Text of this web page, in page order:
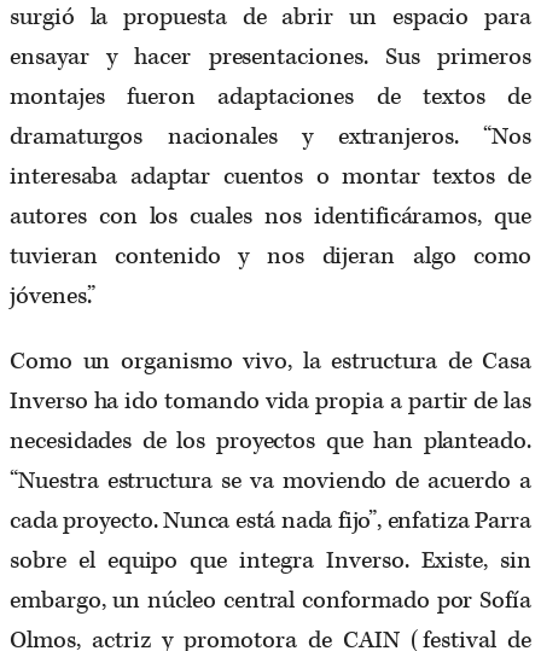
surgió la propuesta de abrir un espacio para
ensayar y hacer presentaciones. Sus primeros
montajes fueron adaptaciones de textos de
dramaturgos nacionales y extranjeros. “Nos
interesaba adaptar cuentos o montar textos de
autores con los cuales nos identificáramos, que
tuvieran contenido y nos dijeran algo como
jóvenes.”
Como un organismo vivo, la estructura de Casa
Inverso ha ido tomando vida propia a partir de las
necesidades de los proyectos que han planteado.
“Nuestra estructura se va moviendo de acuerdo a
cada proyecto. Nunca está nada fijo”, enfatiza Parra
sobre el equipo que integra Inverso. Existe, sin
embargo, un núcleo central conformado por Sofía
Olmos, actriz y promotora de CAIN (festival de